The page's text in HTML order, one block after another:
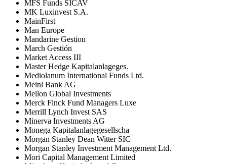
MFS Funds SICAV
MK Luxinvest S.A.
MainFirst
Man Europe
Mandarine Gestion
March Gestión
Market Access III
Master Hedge Kapitalanlageges.
Mediolanum International Funds Ltd.
Meinl Bank AG
Mellon Global Investments
Merck Finck Fund Managers Luxe
Merrill Lynch Invest SAS
Minerva Investments AG
Monega Kapitalanlagegesellscha
Morgan Stanley Dean Witter SIC
Morgan Stanley Investment Management Ltd.
Mori Capital Management Limited